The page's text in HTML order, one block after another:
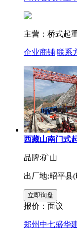
主营：桥式起
企业商铺|联系
西藏山南门式
品牌:矿山
出厂地:昭平县
报价： 面议
郑州中七盛华